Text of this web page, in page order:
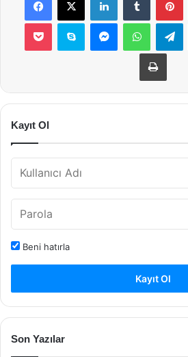
Pocket Skype Messenger
Kayıt Ol
Beni hatırla
Kayıt Ol
Son Yazılar